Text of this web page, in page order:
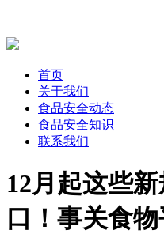
首页
关于我们
食品安全动态
食品安全知识
联系我们
12月起这些
口！事关食物